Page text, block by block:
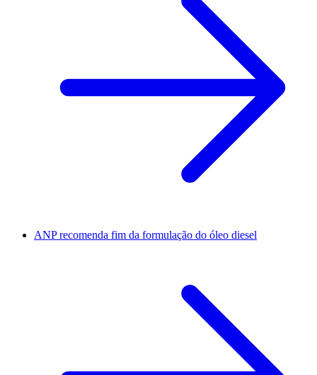
ANP recomenda fim da formulação do óleo diesel